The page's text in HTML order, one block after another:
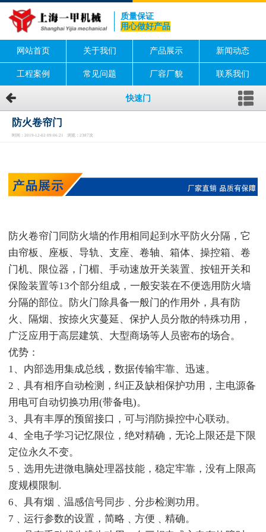
质量保证
用心做好产品
网站首页 关于我们 产品展示 新闻动态
工程案例 常见问题 厂容厂貌 联系我们
快速门
防火卷帘门
时间：2019-12-02 09:06:21 浏览：2387次
防火卷帘门同防火墙的作用相同起到水平防火分隔，它
由帘板、座板、导轨、支座、卷轴、箱体、操控箱、卷
门机、限位器，门楣、手动速放开关装置、按钮开关和
保险装置等13个部分组成，一般安装在不便选用防火墙
分隔的部位。防火门除具备一般门的作用外，具有防
火、隔烟、按捺火灾蔓延、保护人员分散的特殊功用，
广泛应用于高层建筑、大型商场等人员密布的场合。
优势：
1、内部选用集成总线，数据传输牢靠、迅速。
2﹑具有相序自动检测，纠正及缺相保护功用，主电源备
用电可自动切换功用(带备电)。
3、具有丰厚的预留接口，可与消防操控中心联动。
4、全电子学习记忆限位，绝对精确，无论上限还是下限
定位永久不变。
5﹑选用先进微电脑处理器技能，稳定牢靠，没有上限高
度规模限制.
6、具有烟﹑温感信号同步﹑分步检测功用。
7﹑运行参数的设置，简略﹑方便﹑精确。